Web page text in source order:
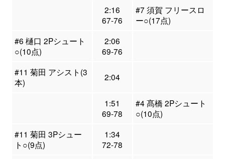
2:16
67-76
#7 須賀 フリースロ
ー○(17点)
#6 樋口 2Pシュート
○(10点)
2:06
69-76
#11 菊田 アシスト(3
本)
2:04
1:51
69-78
#4 髙橋 2Pシュート
○(10点)
#11 菊田 3Pシュー
ト○(9点)
1:34
72-78